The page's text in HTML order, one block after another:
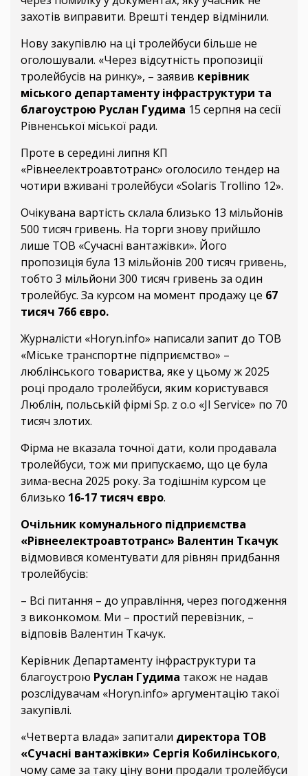
захотів виправити. Врешті тендер відмінили.
Нову закупівлю на ці тролейбуси більше не
оголошували. «Через відсутність пропозиції
тролейбусів на ринку», – заявив керівник
міського департаменту інфраструктури та
благоустрою Руслан Гудима 15 серпня на сесії
Рівненської міської ради.
Проте в середині липня КП
«Рівнеелектроавтотранс» оголосило тендер на
чотири вживані тролейбуси «Solaris Trollino 12».
Очікувана вартість склала близько 13 мільйонів
500 тисяч гривень. На торги знову прийшло
лише ТОВ «Сучасні вантажівки». Його
пропозиція була 13 мільйонів 200 тисяч гривень,
тобто 3 мільйони 300 тисяч гривень за один
тролейбус. За курсом на момент продажу це 67
тисяч 766 євро.
Журналісти «Horyn.info» написали запит до ТОВ
«Міське транспортне підприємство» –
люблінського товариства, яке у цьому ж 2025
році продало тролейбуси, яким користувався
Люблін, польській фірмі Sp. z o.o «JI Service» по 70
тисяч злотих.
Фірма не вказала точної дати, коли продавала
тролейбуси, тож ми припускаємо, що це була
зима-весна 2025 року. За тодішнім курсом це
близько 16-17 тисяч євро.
Очільник комунального підприємства
«Рівнеелектроавтотранс» Валентин Ткачук
відмовився коментувати для рівнян придбання
тролейбусів:
– Всі питання – до управління, через погодження
з виконкомом. Ми – простий перевізник, –
відповів Валентин Ткачук.
Керівник Департаменту інфраструктури та
благоустрою Руслан Гудима також не надав
розслідувачам «Horyn.info» аргументацію такої
закупівлі.
«Четверта влада» запитали директора ТОВ
«Сучасні вантажівки» Сергія Кобилінського,
чому саме за таку ціну вони продали тролейбуси